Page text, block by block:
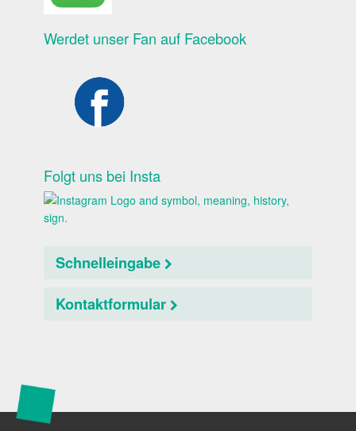
Werdet unser Fan auf Facebook
Folgt uns bei Insta
Schnelleingabe
Kontaktformular